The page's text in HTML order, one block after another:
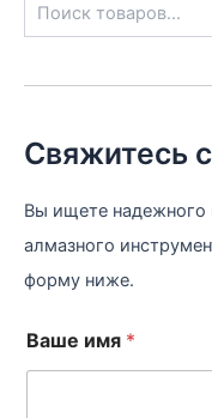
Свяжитесь
Вы ищете надежного
алмазного
форму ниже.
Ваше имя *